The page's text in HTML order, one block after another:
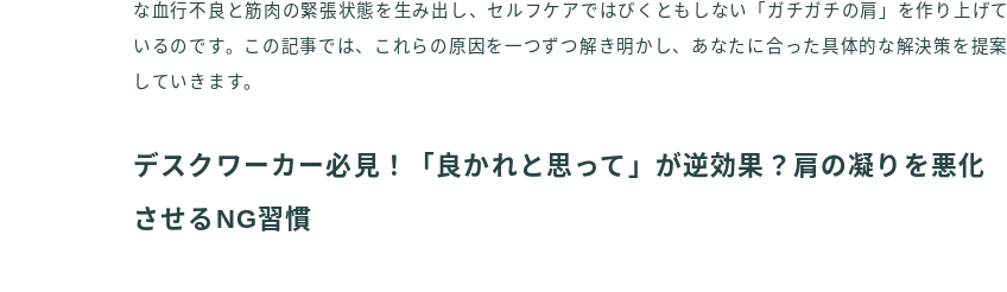
な血行不良と筋肉の緊張状態を生み出し、セルフケアではびくともしない「ガチガチの肩」を作り上げて
いるのです。この記事では、これらの原因を一つずつ解き明かし、あなたに合った具体的な解決策を提案
していきます。
デスクワーカー必見！「良かれと思って」が逆効果？肩の凝りを悪化
させるNG習慣